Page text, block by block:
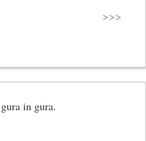
>>>
in gura.